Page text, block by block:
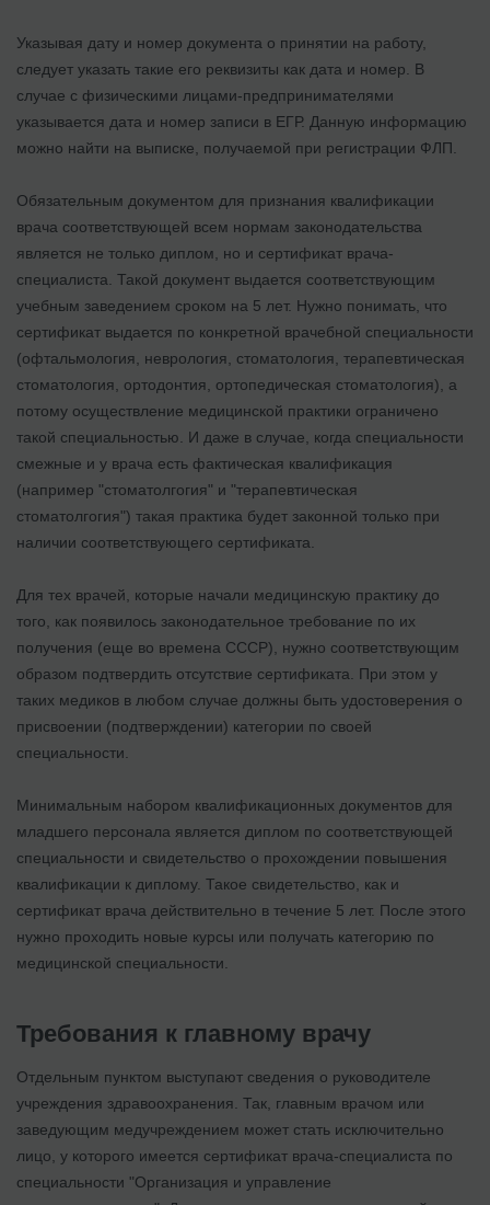
Указывая дату и номер документа о принятии на работу,
следует указать такие его реквизиты как дата и номер. В
случае с физическими лицами-предпринимателями
указывается дата и номер записи в ЕГР. Данную информацию
можно найти на выписке, получаемой при регистрации ФЛП.
Обязательным документом для признания квалификации
врача соответствующей всем нормам законодательства
является не только диплом, но и сертификат врача-
специалиста. Такой документ выдается соответствующим
учебным заведением сроком на 5 лет. Нужно понимать, что
сертификат выдается по конкретной врачебной специальности
(офтальмология, неврология, стоматология, терапевтическая
стоматология, ортодонтия, ортопедическая стоматология), а
потому осуществление медицинской практики ограничено
такой специальностью. И даже в случае, когда специальности
смежные и у врача есть фактическая квалификация
(например "стоматолгогия" и "терапевтическая
стоматолгогия") такая практика будет законной только при
наличии соответствующего сертификата.
Для тех врачей, которые начали медицинскую практику до
того, как появилось законодательное требование по их
получения (еще во времена СССР), нужно соответствующим
образом подтвердить отсутствие сертификата. При этом у
таких медиков в любом случае должны быть удостоверения о
присвоении (подтверждении) категории по своей
специальности.
Минимальным набором квалификационных документов для
младшего персонала является диплом по соответствующей
специальности и свидетельство о прохождении повышения
квалификации к диплому. Такое свидетельство, как и
сертификат врача действительно в течение 5 лет. После этого
нужно проходить новые курсы или получать категорию по
медицинской специальности.
Требования к главному врачу
Отдельным пунктом выступают сведения о руководителе
учреждения здравоохранения. Так, главным врачом или
заведующим медучреждением может стать исключительно
лицо, у которого имеется сертификат врача-специалиста по
специальности "Организация и управление